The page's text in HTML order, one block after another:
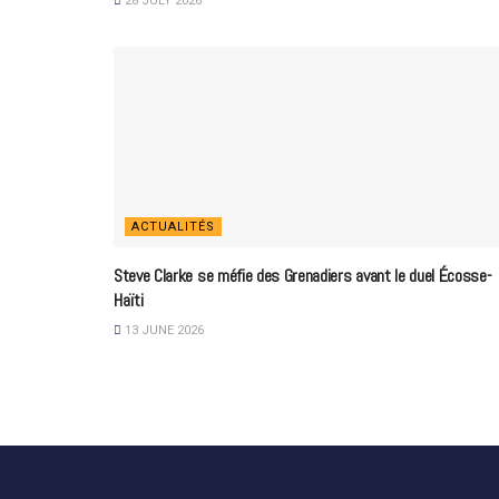
ACTUALITÉS
Steve Clarke se méfie des Grenadiers avant le duel Écosse-
Haïti
13 JUNE 2026